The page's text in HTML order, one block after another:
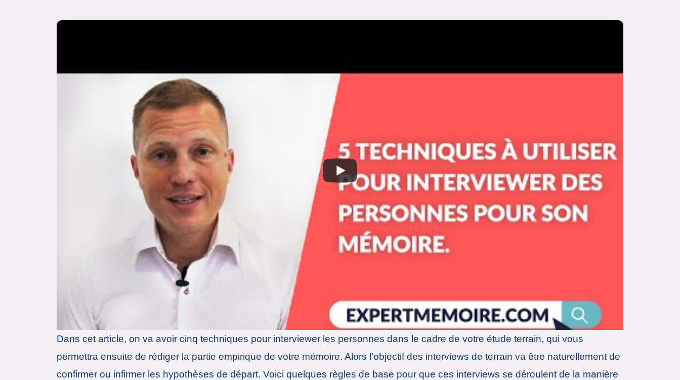
Dans cet article, on va avoir cinq techniques pour interviewer les personnes dans le cadre de votre étude terrain, qui vous
permettra ensuite de rédiger la partie empirique de votre mémoire. Alors l’objectif des interviews de terrain va être naturellement de
confirmer ou infirmer les hypothèses de départ. Voici quelques règles de base pour que ces interviews se déroulent de la manière